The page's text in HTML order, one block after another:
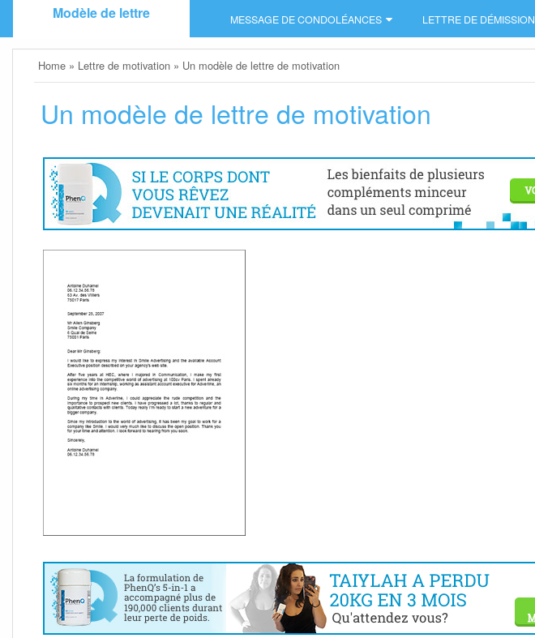
Modèle de lettre MESSAGE DE CONDOLÉANCES LETTRE DE DÉMISSION
Home » Lettre de motivation » Un modèle de lettre de motivation
Un modèle de lettre de motivation